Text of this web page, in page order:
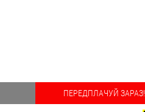
ПЕРЕДПЛАЧУЙ ЗАРАЗ!